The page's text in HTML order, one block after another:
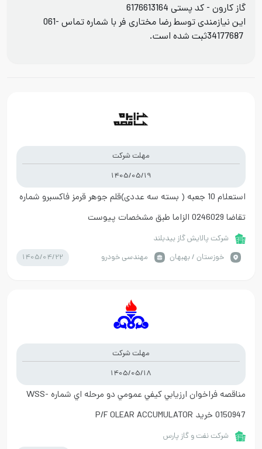
گاز کارون - کد پستی 6176613164
این نیازمندی توسط رضا مختاری فر با شماره تماس 061-
34177687ثبت شده است.
مهلت شرکت
1405/05/19
استعلام 10 جعبه ( بسته سه عددی)قلم جوهر قرمز فاکسبرو شماره
تقاضا 0246029 الزاما طبق مشخصات پیوست
شرکت پالایش گاز بیدبلند
خوزستان / بهبهان
مهندسی خودرو 1405/04/22
مهلت شرکت
1405/05/18
مناقصه فراخوان ارزيابي کيفي عمومي دو مرحله اي شماره WSS-
0150947 خريد P/F OLEAR ACCUMULATOR
شرکت نفت و گاز پارس